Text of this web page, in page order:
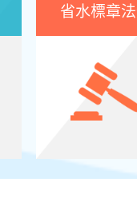
省水標章